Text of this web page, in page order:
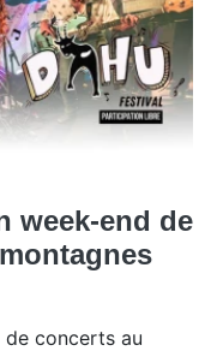
week-end de
de concerts au